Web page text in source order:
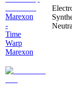
Marexon
-
Time
Warp
Marexon